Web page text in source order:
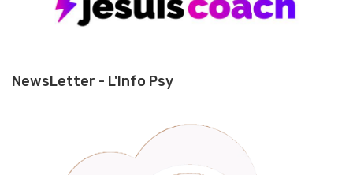
NewsLetter - L'Info Psy